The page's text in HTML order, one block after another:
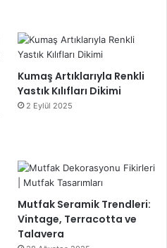
Kumaş Artıklarıyla Renkli
Yastık Kılıfları Dikimi
2 Eylül 2025
Mutfak Seramik Trendleri:
Vintage, Terracotta ve
Talavera